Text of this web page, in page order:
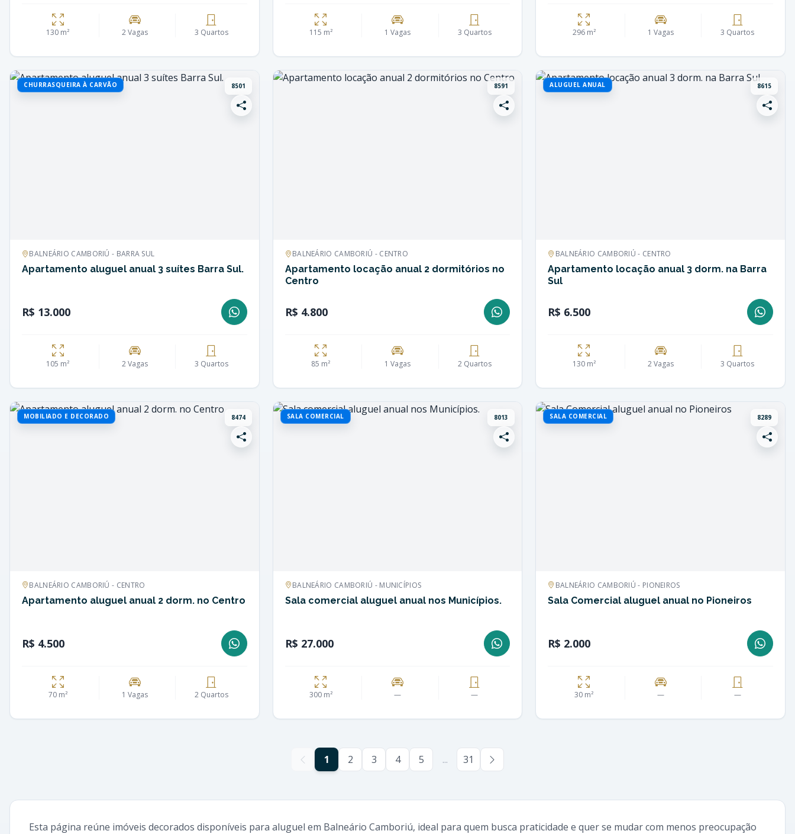
130 m² 2 Vagas 3 Quartos 115 m² 1 Vagas 3 Quartos 296 m² 1 Vagas 3 Quartos
CHURRASQUEIRA À CARVÃO 8501
BALNEÁRIO CAMBORIÚ - BARRA SUL
Apartamento aluguel anual 3 suítes Barra Sul.
R$ 13.000
105 m² 2 Vagas 3 Quartos
8591
BALNEÁRIO CAMBORIÚ - CENTRO
Apartamento locação anual 2 dormitórios no
Centro
R$ 4.800
85 m² 1 Vagas 2 Quartos
ALUGUEL ANUAL 8615
BALNEÁRIO CAMBORIÚ - CENTRO
Apartamento locação anual 3 dorm. na Barra
Sul
R$ 6.500
130 m² 2 Vagas 3 Quartos
MOBILIADO E DECORADO 8474
BALNEÁRIO CAMBORIÚ - CENTRO
Apartamento aluguel anual 2 dorm. no Centro
R$ 4.500
70 m² 1 Vagas 2 Quartos
SALA COMERCIAL 8013
BALNEÁRIO CAMBORIÚ - MUNICÍPIOS
Sala comercial aluguel anual nos Municípios.
R$ 27.000
300 m² — —
SALA COMERCIAL 8289
BALNEÁRIO CAMBORIÚ - PIONEIROS
Sala Comercial aluguel anual no Pioneiros
R$ 2.000
30 m² — —
1 2 3 4 5 ... 31
Esta página reúne imóveis decorados disponíveis para aluguel em Balneário Camboriú, ideal para quem busca praticidade e quer se mudar com menos preocupação